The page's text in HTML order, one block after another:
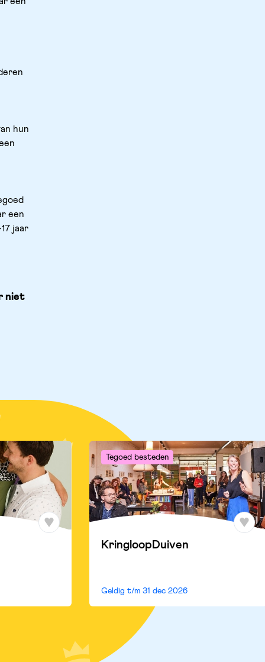
hun
een
jaar
niet
Tegoed besteden
KringloopDuiven
Geldig t/m 31 dec 2026